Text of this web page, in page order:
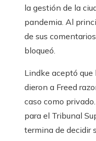
la gestión de la
pandemia. Al
de sus
bloqueó.
Lindke aceptó que
dieron a Freed
caso como
para el Tribunal
termina de decidir